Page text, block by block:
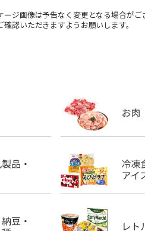
ジ画像は予告なく変更となる場合が
認いただきますようお願いします。